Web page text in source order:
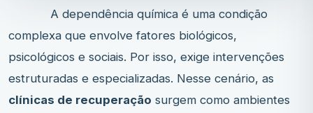
A dependência química é uma condição
complexa que envolve fatores biológicos,
psicológicos e sociais. Por isso, exige intervenções
estruturadas e especializadas. Nesse cenário, as
clínicas de recuperação surgem como ambientes